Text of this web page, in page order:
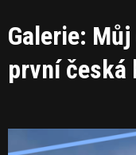
Galerie:
první česká